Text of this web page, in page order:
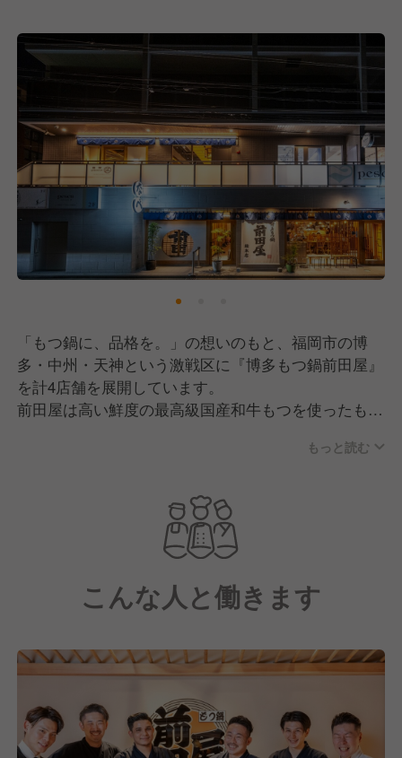
「もつ鍋に、品格を。」の想いのもと、福岡市の博
多・中州・天神という激戦区に『博多もつ鍋前田屋』
を計4店舗を展開しています。
前田屋は高い鮮度の最高級国産和牛もつを使ったもつ
活かしたサイドメニューも充実しています。もっと読む
こんな人と働きます